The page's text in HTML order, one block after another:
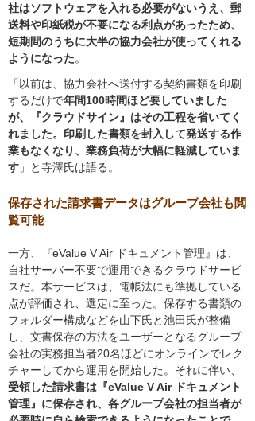
社はソフトウェアを入れる必要がないうえ、郵
送料や印紙税が不要になる利点があったため、
短期間のうちに大半の協力会社が使ってくれる
ようになった。
「以前は、協力会社へ送付する契約書類を印刷
するだけで年間100時間ほど要していました
が、『クラウドサイン』はその工程を省いてく
れました。印刷した書類を封入して発送する作
業もなくなり、業務負荷が大幅に軽減していま
す 」と寺澤氏は語る。
保存された請求書データはグループ会社も閲
覧可能
一方、『eValue V Air ドキュメント管理』は、
自社サーバー不要で運用できるクラウドサービ
スだ。本サービスは、電帳法にも準拠している
点が評価され、選定に至った。保存する書類の
フォルダー構成などを山下氏と池田氏が整備
し、文書保存の方法をユーザーとなるグループ
会社の実務担当者20名ほどにオンラインでレク
チャーしてから運用を開始した。それに伴い、
受領した請求書は『eValue V Air ドキュメント
管理』に保存され、各グループ会社の担当者が